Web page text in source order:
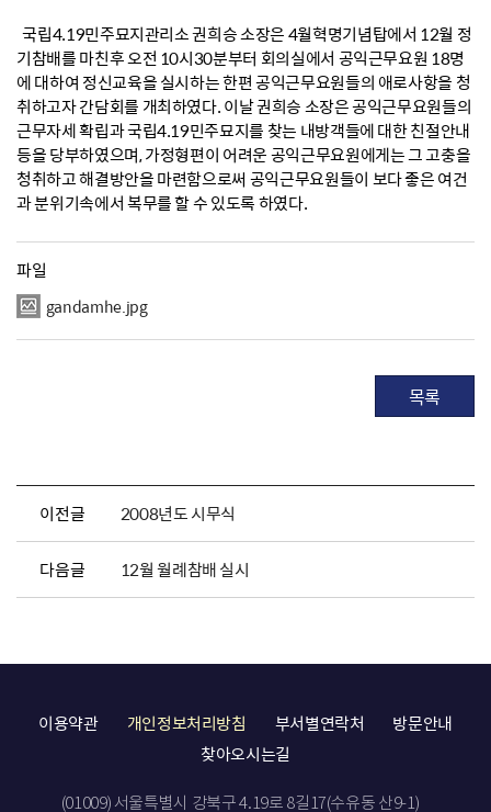
국립4.19민주묘지관리소 권희승 소장은 4월혁명기념탑에서 12월 정
기참배를 마친후 오전 10시30분부터 회의실에서 공익근무요원 18명
에 대하여 정신교육을 실시하는 한편 공익근무요원들의 애로사항을 청
취하고자 간담회를 개최하였다. 이날 권희승 소장은 공익근무요원들의
근무자세 확립과 국립4.19민주묘지를 찾는 내방객들에 대한 친절안내
등을 당부하였으며, 가정형편이 어려운 공익근무요원에게는 그 고충을
청취하고 해결방안을 마련함으로써 공익근무요원들이 보다 좋은 여건
과 분위기속에서 복무를 할 수 있도록 하였다.
파일
gandamhe.jpg
목록
이전글 2008년도 시무식
다음글 12월 월례참배 실시
이용약관 개인정보처리방침 부서별연락처
방문안내
찾아오시는길
(01009) 서울특별시 강북구 4.19로 8길17(수유동 산9-1)